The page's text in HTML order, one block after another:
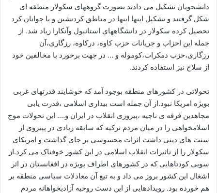
دانشجویان تشکیل می دادند بصورت گروههای سکولار منطقه ای
شکل گرفتند و تشکیل اینها اینها در مناطق کردنشین و با جوانان کرد
تحصیل کرده سکولار در دانشگاههای استانبول وآنکارا زیاد شد. از
جمله این احزاب و جریانات حزب کاوه، درکاوه، رزگاری،آن
رزگاری،حزب دمکرات،کوموله و … در جهت برخورد با مخالفین خود
از سلاح نیز استفاده کردند.
تحولاتی در کشورهای منطقه بوجود آمد که خوشایند قدرتهای غربی
بویژه امریکا نبود.از آن جمله است بیداری اسلامی ،قدرت یابی
مجاهدین فرقه ی ناجیه ،پیروزی انقلاب در ایران و…. این تحولات موج
اسلامخواهی را در میان مردم ترکیه که سابقه زیادی در پپیروی از
سنت های دینی داشت اثرات محسوسی بر جای گذاشت و امریکای
سکولار را از تاثیرات انقلاب اسلامی در این کشور خوفناک می کرد.از
سویی کودتاهایی که در کشورهای اطراف بویژه در افغانستان در اثر
اشغال این کشور بروز می داد و به تبع آن معادلات سیاسی منطقه بر
هم خورده بود. رویدادهایی از این دست روحیه آزادیخواهانه مردم